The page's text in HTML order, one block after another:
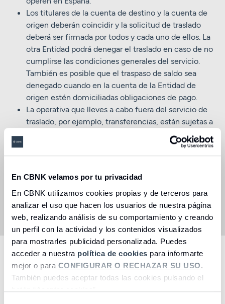
En CBNK velamos por tu privacidad
En CBNK utilizamos cookies propias y de terceros para
analizar el uso que hacen los usuarios de nuestra página
web, realizando análisis de su comportamiento y creando
un perfil con la actividad y los contenidos visualizados
para mostrarles publicidad personalizada. Puedes
acceder a nuestra política de cookies para informarte
mejor o para CONFIGURAR O RECHAZAR SU USO.
También puedes aceptar todas las cookies pulsando el
botón “Aceptar cookies”.
Los titulares de la cuenta de destino y la cuenta de
origen deberán coincidir y la solicitud de traslado
deberá ser firmada por todos y cada uno de ellos. La
otra Entidad podrá denegar el traslado en caso de no
cumplirse las condiciones generales del servicio.
También es posible que el traspaso de saldo sea
denegado cuando en la cuenta de la Entidad de
origen estén domiciliadas obligaciones de pago.
La operativa que lleves a cabo fuera del servicio de
traslado, por ejemplo, transferencias, están sujetas a
Deberás mantener un saldo suficiente en tu antigua
en tu nueva cuenta para hacer frente a los nuevos
pagos.
Servicio gratuito, sin coste ni comisiones.
Para solicitar el traspaso, descarga el
siguiente formulario y envíanoslo a